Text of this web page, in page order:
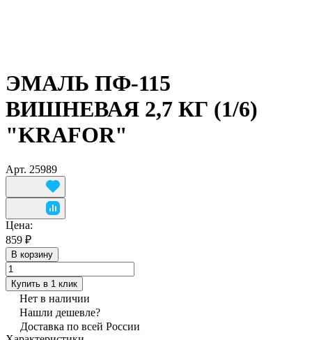
ЭМАЛЬ ПФ-115
ВИШНЕВАЯ 2,7 КГ (1/6)
"KRAFOR"
Арт. 25989
Цена:
859 ₽
В корзину
Купить в 1 клик
Нет в наличии
Нашли дешевле?
Доставка по всей России